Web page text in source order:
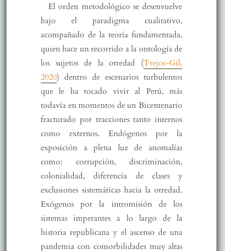
El orden metodológico se desenvuelve
bajo el paradigma cualitativo,
acompañado de la teoría fundamentada,
quien hace un recorrido a la ontología de
los sujetos de la otredad (Trejos-Gil,
2020) dentro de escenarios turbulentos
que le ha tocado vivir al Perú, más
todavía en momentos de un Bicentenario
fracturado por tracciones tanto internos
como externos. Endógenos por la
exposición a plena luz de anomalías
como: corrupción, discriminación,
colonialidad, diferencia de clases y
exclusiones sistemáticas hacia la otredad.
Exógenos por la intromisión de los
sistemas imperantes a lo largo de la
historia republicana y el ascenso de una
pandemia con comorbilidades muy altas